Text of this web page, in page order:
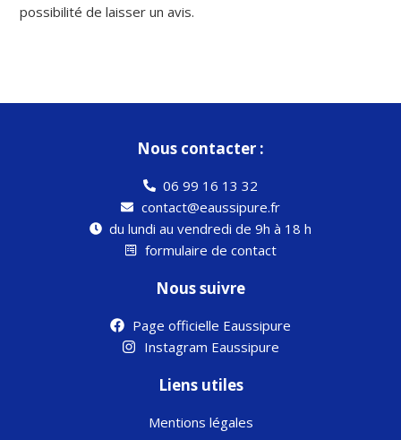
possibilité de laisser un avis.
Nous contacter :
06 99 16 13 32
contact@eaussipure.fr
du lundi au vendredi de 9h à 18 h
formulaire de contact
Nous suivre
Page officielle Eaussipure
Instagram Eaussipure
Liens utiles
Mentions légales